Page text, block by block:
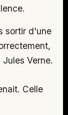
sortir d'une
Verne.
Celle